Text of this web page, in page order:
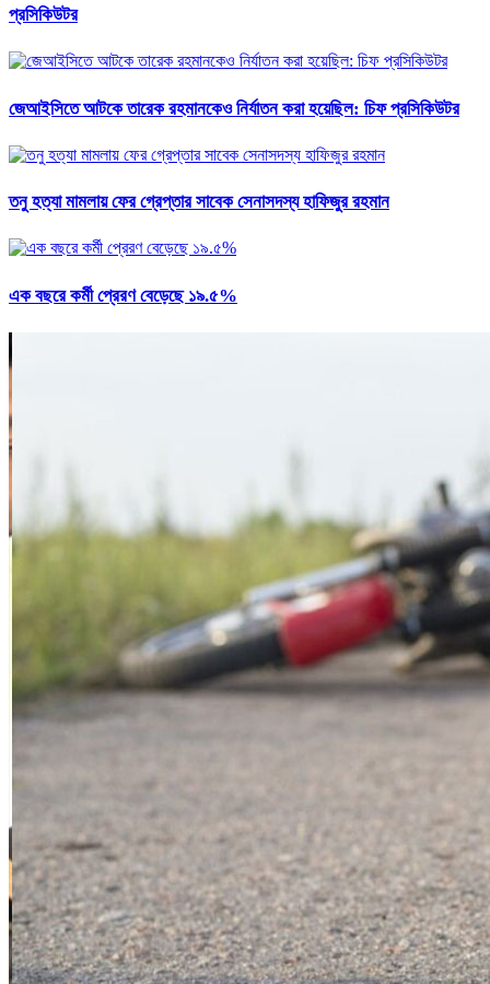
প্রসিকিউটর
জেআইসিতে আটকে তারেক রহমানকেও নির্যাতন করা হয়েছিল: চিফ প্রসিকিউটর
তনু হত্যা মামলায় ফের গ্রেপ্তার সাবেক সেনাসদস্য হাফিজুর রহমান
এক বছরে কর্মী প্রেরণ বেড়েছে ১৯.৫%